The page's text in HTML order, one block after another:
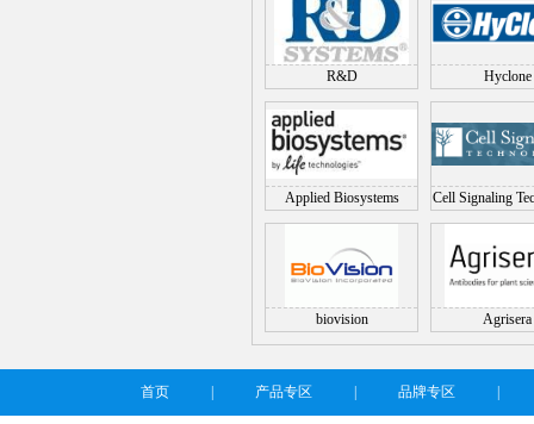
R&D Hyclone
Applied Biosystems
Cell Signaling
(CST)
biovision Agrisera
首页 产品专区 品牌专区